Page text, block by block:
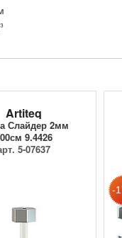
Artiteq
Слайдер 2мм
9.4426
5-07637